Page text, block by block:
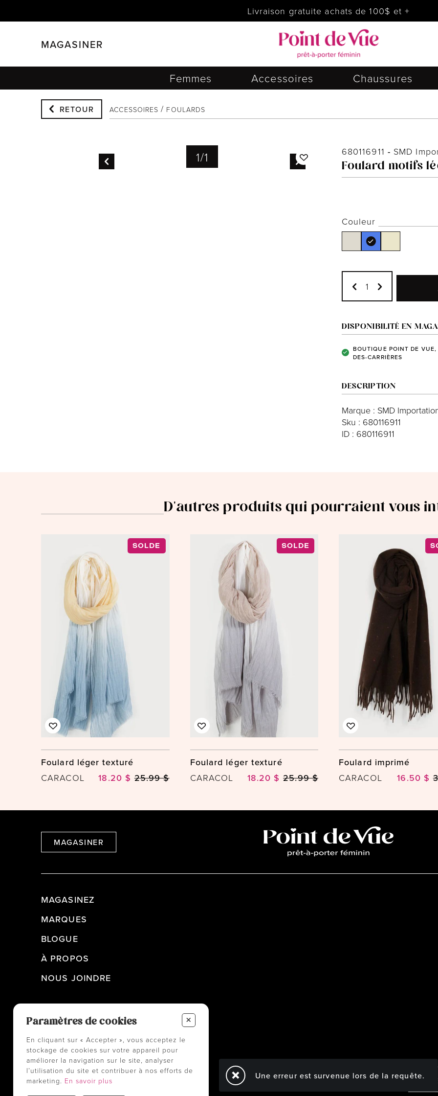
Livraison gratuite achats de 100$ et +
MAGASINER
FILTRER
Femmes Accessoires Chaussures
RETOUR ACCESSOIRES FOULARDS
1/1 680116911 - SMD
Foulard motifs
Couleur
DISPONIBILITÉ EN
BOUTIQUE POINT DE
DES-CARRIÈRES
DESCRIPTION
Marque : SMD
Sku : 680116911
ID : 680116911
D'autres produits qui pourraient vous
SOLDE
Foulard léger texturé
CARACOL 18.20 $ 25.99 $
SOLDE
Foulard léger texturé
CARACOL 18.20 $ 25.99 $
Foulard imprimé
CARACOL 16.50 $
MAGASINER
MAGASINEZ
MARQUES
BLOGUE
À PROPOS
NOUS JOINDRE
Paramètres de cookies +
En cliquant sur « Accepter », vous acceptez le
stockage de cookies sur votre appareil pour
améliorer la navigation sur le site, analyser
l’utilisation du site et contribuer à nos efforts de
marketing. En savoir plus Une erreur est survenue lors de la requête.